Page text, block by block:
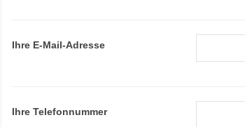
Ihre E-Mail-Adresse
Ihre Telefonnummer